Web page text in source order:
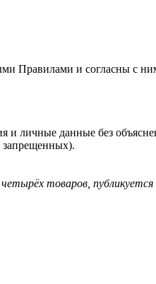
Правилами и согласны с
и личные данные без
запрещенных).
товаров, публикуется